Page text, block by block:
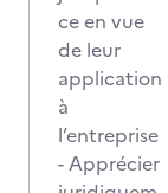
ce en vue
de leur
application
à
l’entreprise
- Apprécier